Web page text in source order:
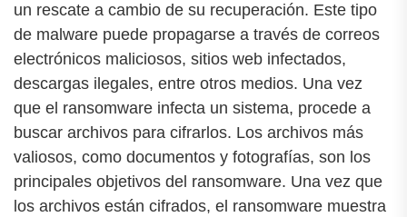
un rescate a cambio de su recuperación. Este tipo
de malware puede propagarse a través de correos
electrónicos maliciosos, sitios web infectados,
descargas ilegales, entre otros medios. Una vez
que el ransomware infecta un sistema, procede a
buscar archivos para cifrarlos. Los archivos más
valiosos, como documentos y fotografías, son los
principales objetivos del ransomware. Una vez que
los archivos están cifrados, el ransomware muestra